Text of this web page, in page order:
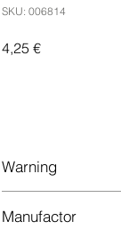
SKU: 006814
4,25 €Pris
Warning
prescription when
Manufactor